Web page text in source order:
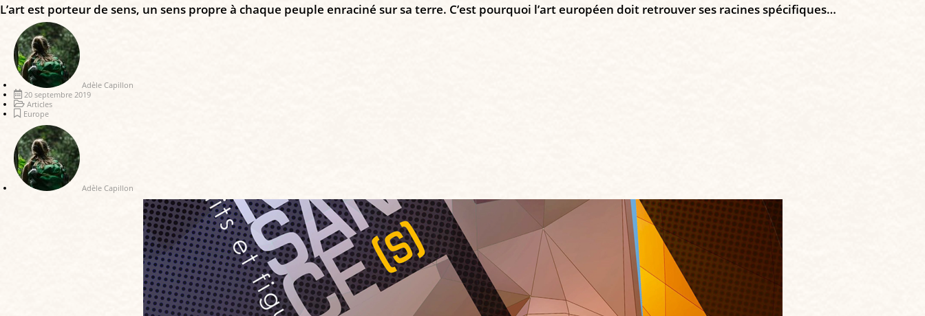
L’art est porteur de sens, un sens propre à chaque peuple enraciné sur sa terre. C’est pourquoi l’art européen doit retrouver ses racines spécifiques…
Adèle Capillon
20 septembre 2019
Articles
Europe
Adèle Capillon